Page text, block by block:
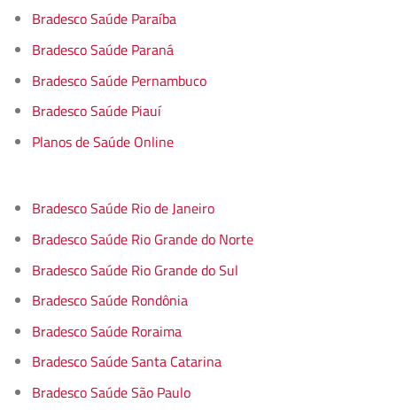
Bradesco Saúde Paraíba
Bradesco Saúde Paraná
Bradesco Saúde Pernambuco
Bradesco Saúde Piauí
Planos de Saúde Online
Bradesco Saúde Rio de Janeiro
Bradesco Saúde Rio Grande do Norte
Bradesco Saúde Rio Grande do Sul
Bradesco Saúde Rondônia
Bradesco Saúde Roraima
Bradesco Saúde Santa Catarina
Bradesco Saúde São Paulo